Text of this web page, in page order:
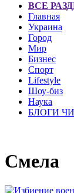
ВСЕ
Главная
Украина
Город
Мир
Бизнес
Спорт
Lifestyle
Шоу-биз
Наука
БЛОГИ
Смела